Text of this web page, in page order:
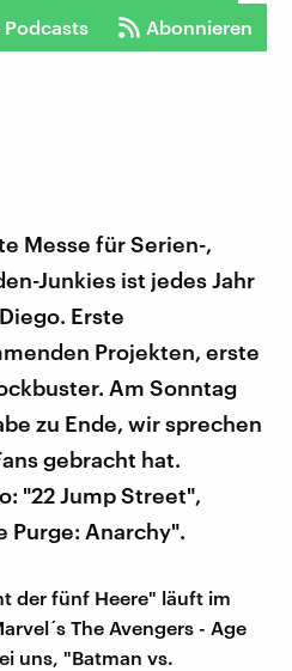
Podcasts Abonnieren
Messe für Serien-,
Junkies ist jedes Jahr
Erste
Projekten, erste
Am Sonntag
zu Ende, wir sprechen
gebracht hat.
"22 Jump Street",
Purge: Anarchy".
der fünf Heere" läuft im
The Avengers - Age
uns, "Batman vs.